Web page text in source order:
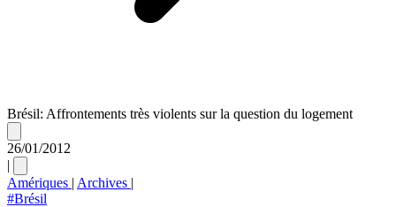
Brésil: Affrontements très violents sur la question du logement
26/01/2012
|
Amériques | Archives |
#Brésil